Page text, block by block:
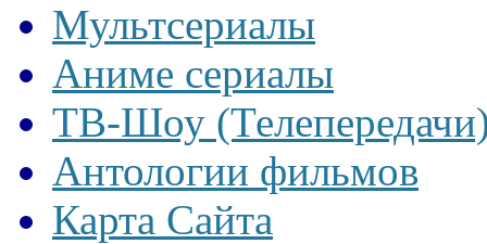
Мультсериалы
Аниме сериалы
ТВ-Шоу
Антологии фильмов
Карта Сайта